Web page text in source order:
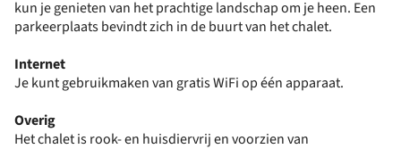
kun je genieten van het prachtige landschap om je heen. Een
parkeerplaats bevindt zich in de buurt van het chalet.
Internet
Je kunt gebruikmaken van gratis WiFi op één apparaat.
Overig
Het chalet is rook- en huisdiervrij en voorzien van